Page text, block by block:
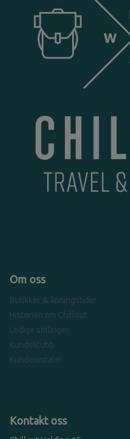
Om oss
Butikker & åpningstider
Historien om Chillout
Ledige stillinger
Kundeklubb
Kundeomtaler
Kontakt oss